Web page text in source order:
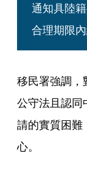
通知具陸
合理期限
移民署強調，
公守法且認同
請的實質困難
心。